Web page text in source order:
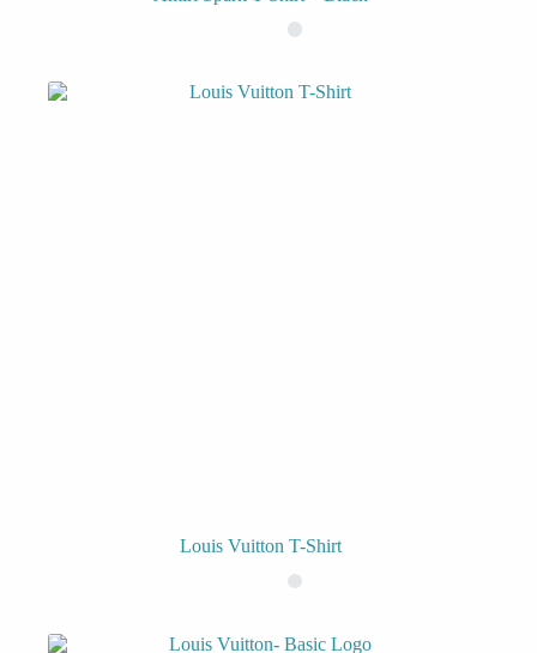
Louis Vuitton T-Shirt